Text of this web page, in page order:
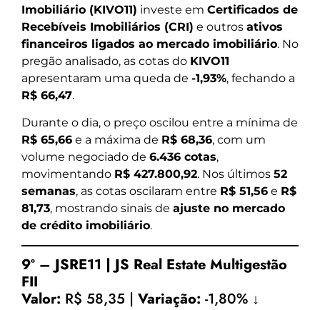
Imobiliário (KIVO11) investe em Certificados de
Recebíveis Imobiliários (CRI) e outros ativos
financeiros ligados ao mercado imobiliário. No
pregão analisado, as cotas do KIVO11
apresentaram uma queda de -1,93%, fechando a
R$ 66,47.
Durante o dia, o preço oscilou entre a mínima de
R$ 65,66 e a máxima de R$ 68,36, com um
volume negociado de 6.436 cotas,
movimentando R$ 427.800,92. Nos últimos 52
semanas, as cotas oscilaram entre R$ 51,56 e R$
81,73, mostrando sinais de ajuste no mercado
de crédito imobiliário.
9º – JSRE11 | JS Real Estate Multigestão
FII
Valor: R$ 58,35 | Variação: -1,80% ↓